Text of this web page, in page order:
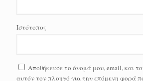
Ιστότοπος
Αποθήκευσε το όνομά μου, email, και
αυτόν τον πλοηγό για την επόμενη φορά